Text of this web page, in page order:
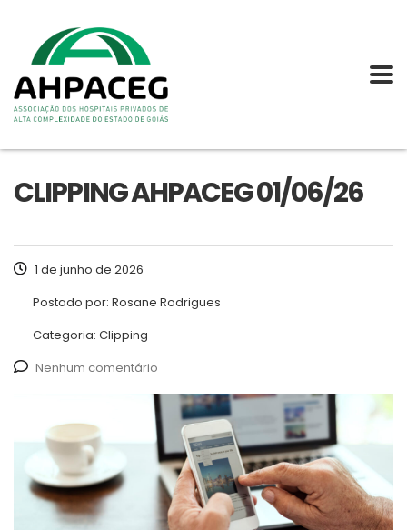
CLIPPING AHPACEG 01/06/26
1 de junho de 2026
Postado por: Rosane Rodrigues
Categoria: Clipping
Nenhum comentário